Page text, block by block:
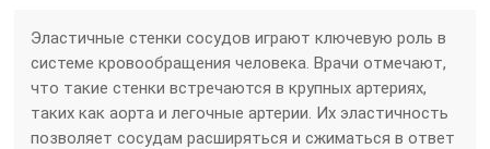
Эластичные стенки сосудов играют ключевую роль в
системе кровообращения человека. Врачи отмечают,
что такие стенки встречаются в крупных артериях,
таких как аорта и легочные артерии. Их эластичность
позволяет сосудам расширяться и сжиматься в ответ